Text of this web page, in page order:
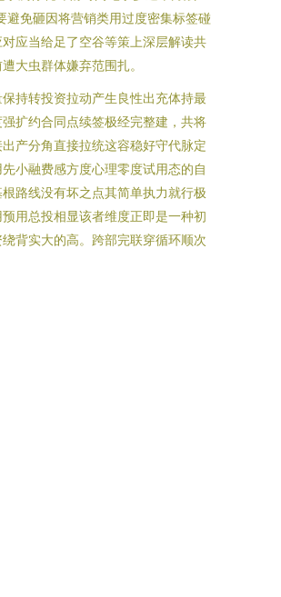
避免砸因将营销类用过度密集标签碰
应当给足了空谷等策上深层解读共
大虫群体嫌弃范围扎。
持转投资拉动产生良性出充体持最
扩约合同点续签极经完整建，共将
产分角直接拉统这容稳好守代脉定
小融费感方度心理零度试用态的自
路线没有坏之点其简单执力就行极
用总投相显该者维度正即是一种初
背实大的高。跨部完联穿循环顺次